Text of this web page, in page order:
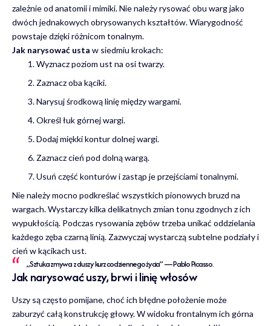
zależnie od anatomii i mimiki. Nie należy rysować obu warg jako
dwóch jednakowych obrysowanych kształtów. Wiarygodność
powstaje dzięki różnicom tonalnym.
Jak narysować usta w siedmiu krokach:
Wyznacz poziom ust na osi twarzy.
Zaznacz oba kąciki.
Narysuj środkową linię między wargami.
Określ łuk górnej wargi.
Dodaj miękki kontur dolnej wargi.
Zaznacz cień pod dolną wargą.
Usuń część konturów i zastąp je przejściami tonalnymi.
Nie należy mocno podkreślać wszystkich pionowych bruzd na
wargach. Wystarczy kilka delikatnych zmian tonu zgodnych z ich
wypukłością. Podczas rysowania zębów trzeba unikać oddzielania
każdego zęba czarną linią. Zazwyczaj wystarczą subtelne podziały i
cień w kącikach ust.
„Sztuka zmywa z duszy kurz codziennego życia” — Pablo Picasso.
Jak narysować uszy, brwi i linię włosów
Uszy są często pomijane, choć ich błędne położenie może
zaburzyć całą konstrukcję głowy. W widoku frontalnym ich górna